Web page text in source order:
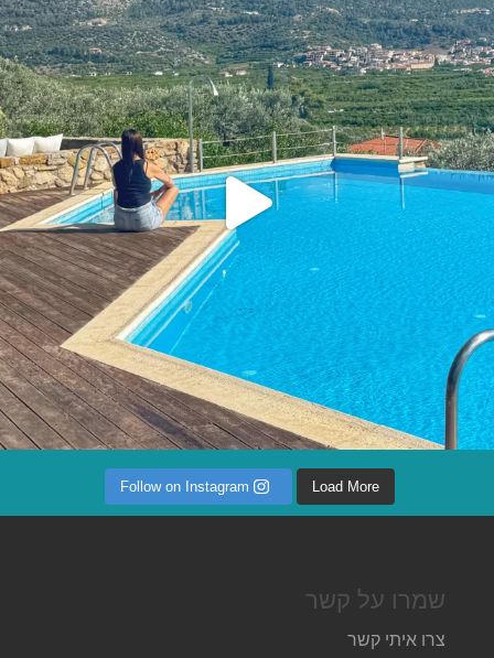
Load More
Follow on Instagram
שמרו על קשר
צרו איתי קשר